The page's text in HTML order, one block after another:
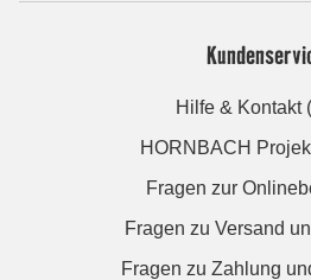
Hilfe & Kontakt
HORNBACH
Fragen zur
Fragen zu Versand
Fragen zu Zahlung